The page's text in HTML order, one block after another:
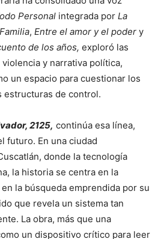
Personal integrada por La
, Entre el amor y el poder y
de los años, exploró las
y narrativa política,
un espacio para cuestionar los
estructuras de control.
2125, continúa esa línea,
futuro. En una ciudad
donde la tecnología
la historia se centra en la
la búsqueda emprendida por su
que revela un sistema tan
La obra, más que una
un dispositivo crítico para leer